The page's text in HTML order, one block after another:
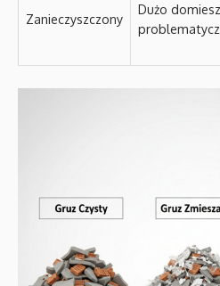
Zanieczyszczony
Dużo